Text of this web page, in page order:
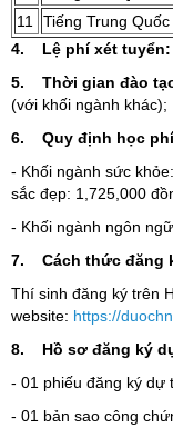
11
Tiếng Trung Quốc
4. Lệ phí xét tuyển:
5. Thời gian đào
(với khối ngành khác);
6. Quy định học
- Khối ngành sức
sắc đẹp: 1,725,000
- Khối ngành ngôn
7.
Cách thức đăng
Thí sinh đăng ký trên
website: https://
8. Hồ sơ đăng ký
- 01 phiếu đăng ký dự
- 01 bản sao công